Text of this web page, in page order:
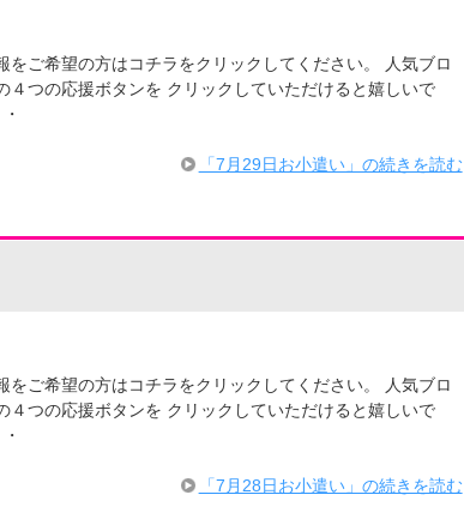
ご希望の方はコチラをクリックしてください。 人気ブロ
４つの応援ボタンを クリックしていただけると嬉しいで
「7月29日お小遣い」の続きを読む
ご希望の方はコチラをクリックしてください。 人気ブロ
４つの応援ボタンを クリックしていただけると嬉しいで
「7月28日お小遣い」の続きを読む